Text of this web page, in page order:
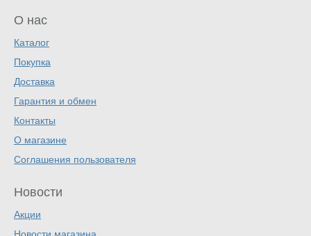
О нас
Каталог
Покупка
Доставка
Гарантия и обмен
Контакты
О магазине
Соглашения пользователя
Новости
Акции